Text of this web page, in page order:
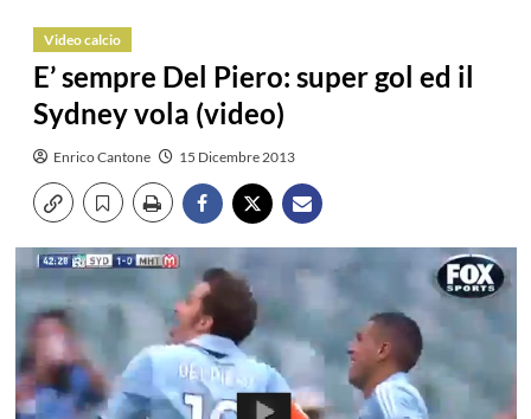
Video calcio
E’ sempre Del Piero: super gol ed il
Sydney vola (video)
Enrico Cantone 15 Dicembre 2013